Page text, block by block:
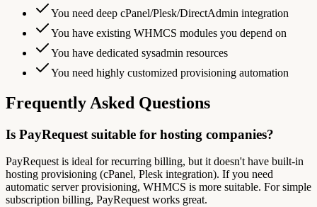
You need deep cPanel/Plesk/DirectAdmin integration
You have existing WHMCS modules you depend on
You have dedicated sysadmin resources
You need highly customized provisioning automation
Frequently Asked Questions
Is PayRequest suitable for hosting companies?
PayRequest is ideal for recurring billing, but it doesn't have built-in
hosting provisioning (cPanel, Plesk integration). If you need
automatic server provisioning, WHMCS is more suitable. For simple
subscription billing, PayRequest works great.